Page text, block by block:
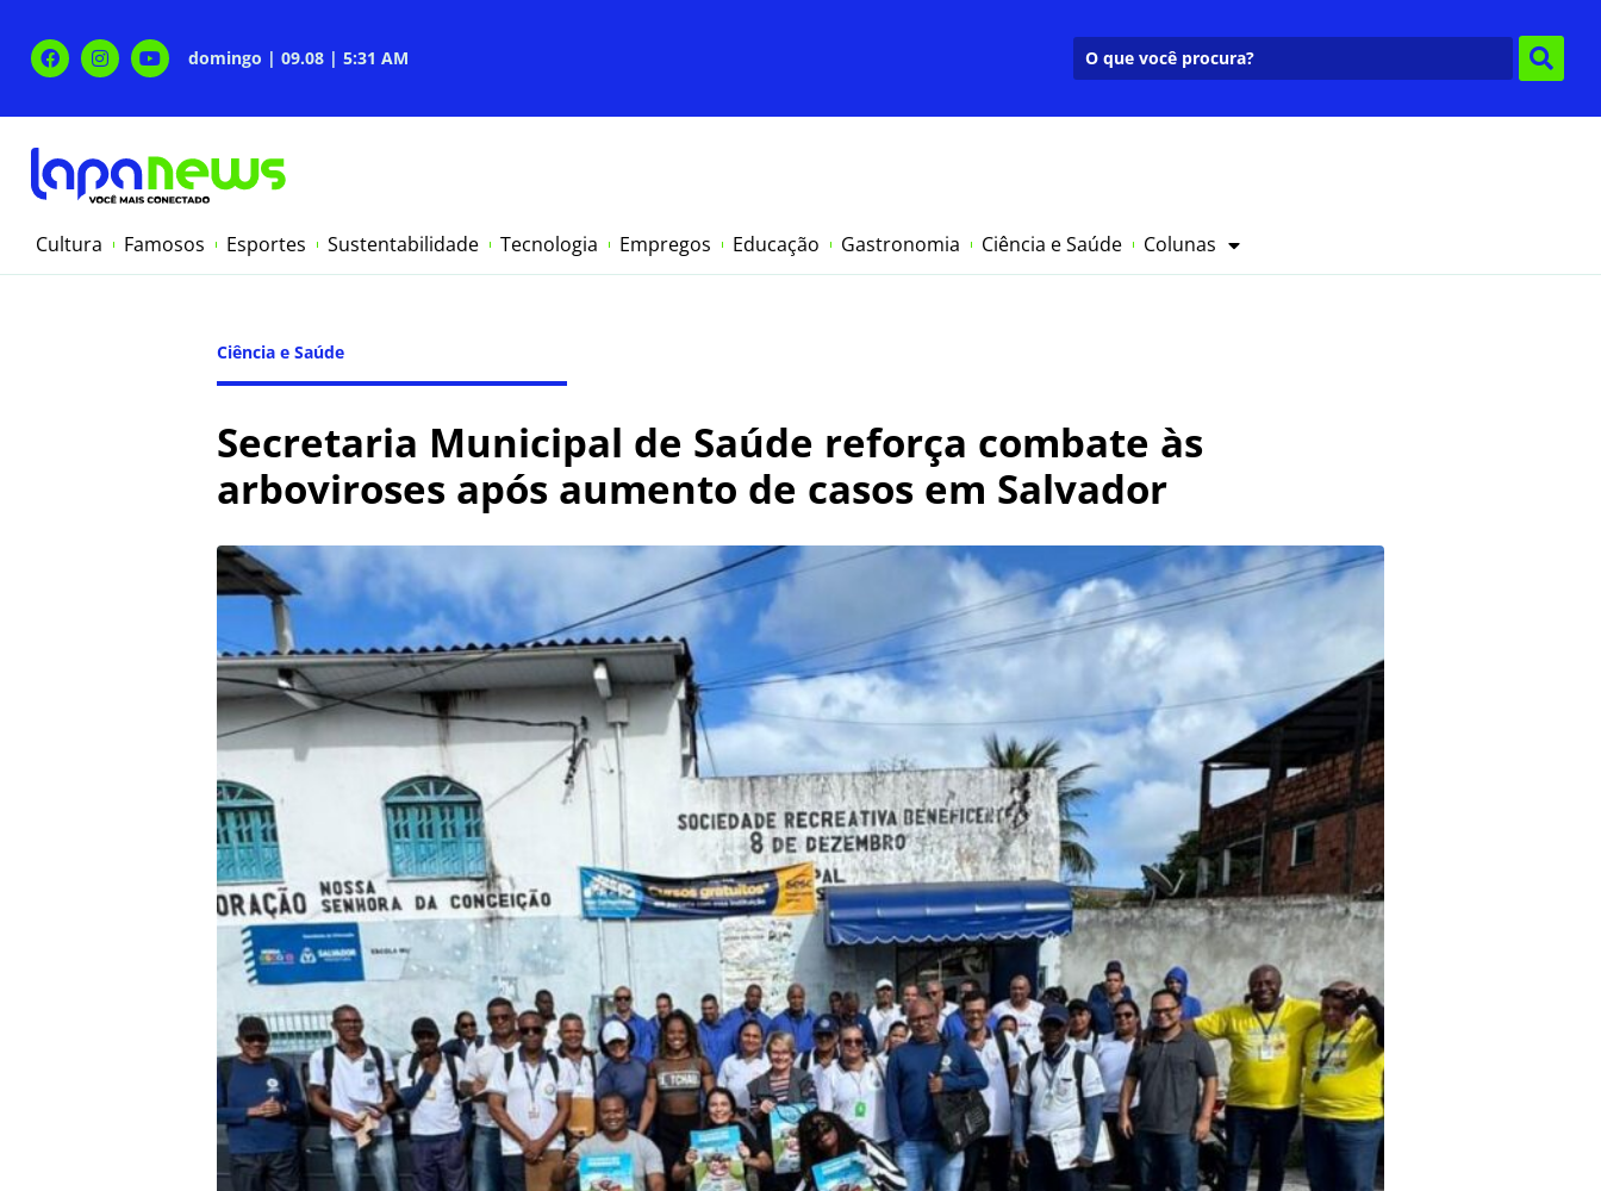
domingo | 09.08 | 5:31 AM
Cultura Famosos Esportes Sustentabilidade Tecnologia Empregos Educação Gastronomia Ciência e Saúde Colunas
Ciência e Saúde
Secretaria Municipal de Saúde reforça combate às
arboviroses após aumento de casos em Salvador